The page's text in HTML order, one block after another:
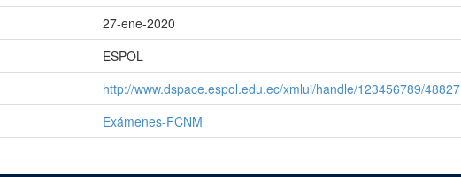
27-ene-2020
ESPOL
http://www.dspace.espol.edu.ec/xmlui/handle/123456789/48827
Exámenes-FCNM